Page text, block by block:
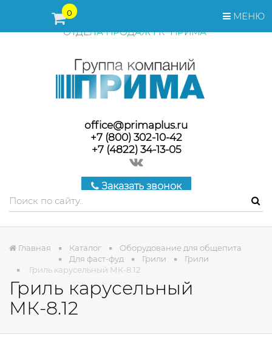
МЕНЮ
0
ПЕРЕД ОФОРМЛЕНИЕМ ЗАКАЗА, СТОИМОСТЬ И СРОКИ
ПОСТАВКИ ТОВАРА УТОЧНЯЙТЕ У МЕНЕДЖЕРОВ
ОТДЕЛА ПРОДАЖ ГК "ПРИМА"
office@primaplus.ru
+7 (800) 302-10-42
+7 (4822) 34-13-05
Заказать звонок
Главная Каталог
Оборудование для общепита
Для фаст-фуд
Грили
Грили
Гриль карусельный МК-8.12
Гриль карусельный
МК-8.12